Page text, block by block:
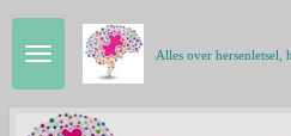
Ga
direct
naar